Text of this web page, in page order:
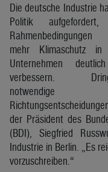
Die deutsche Industrie
Politik
mehr Klimaschutz in
Unternehmen
verbessern.
notwendige
der Präsident des
(BDI), Siegfried
Industrie in Berlin. „Es
vorzuschreiben.“